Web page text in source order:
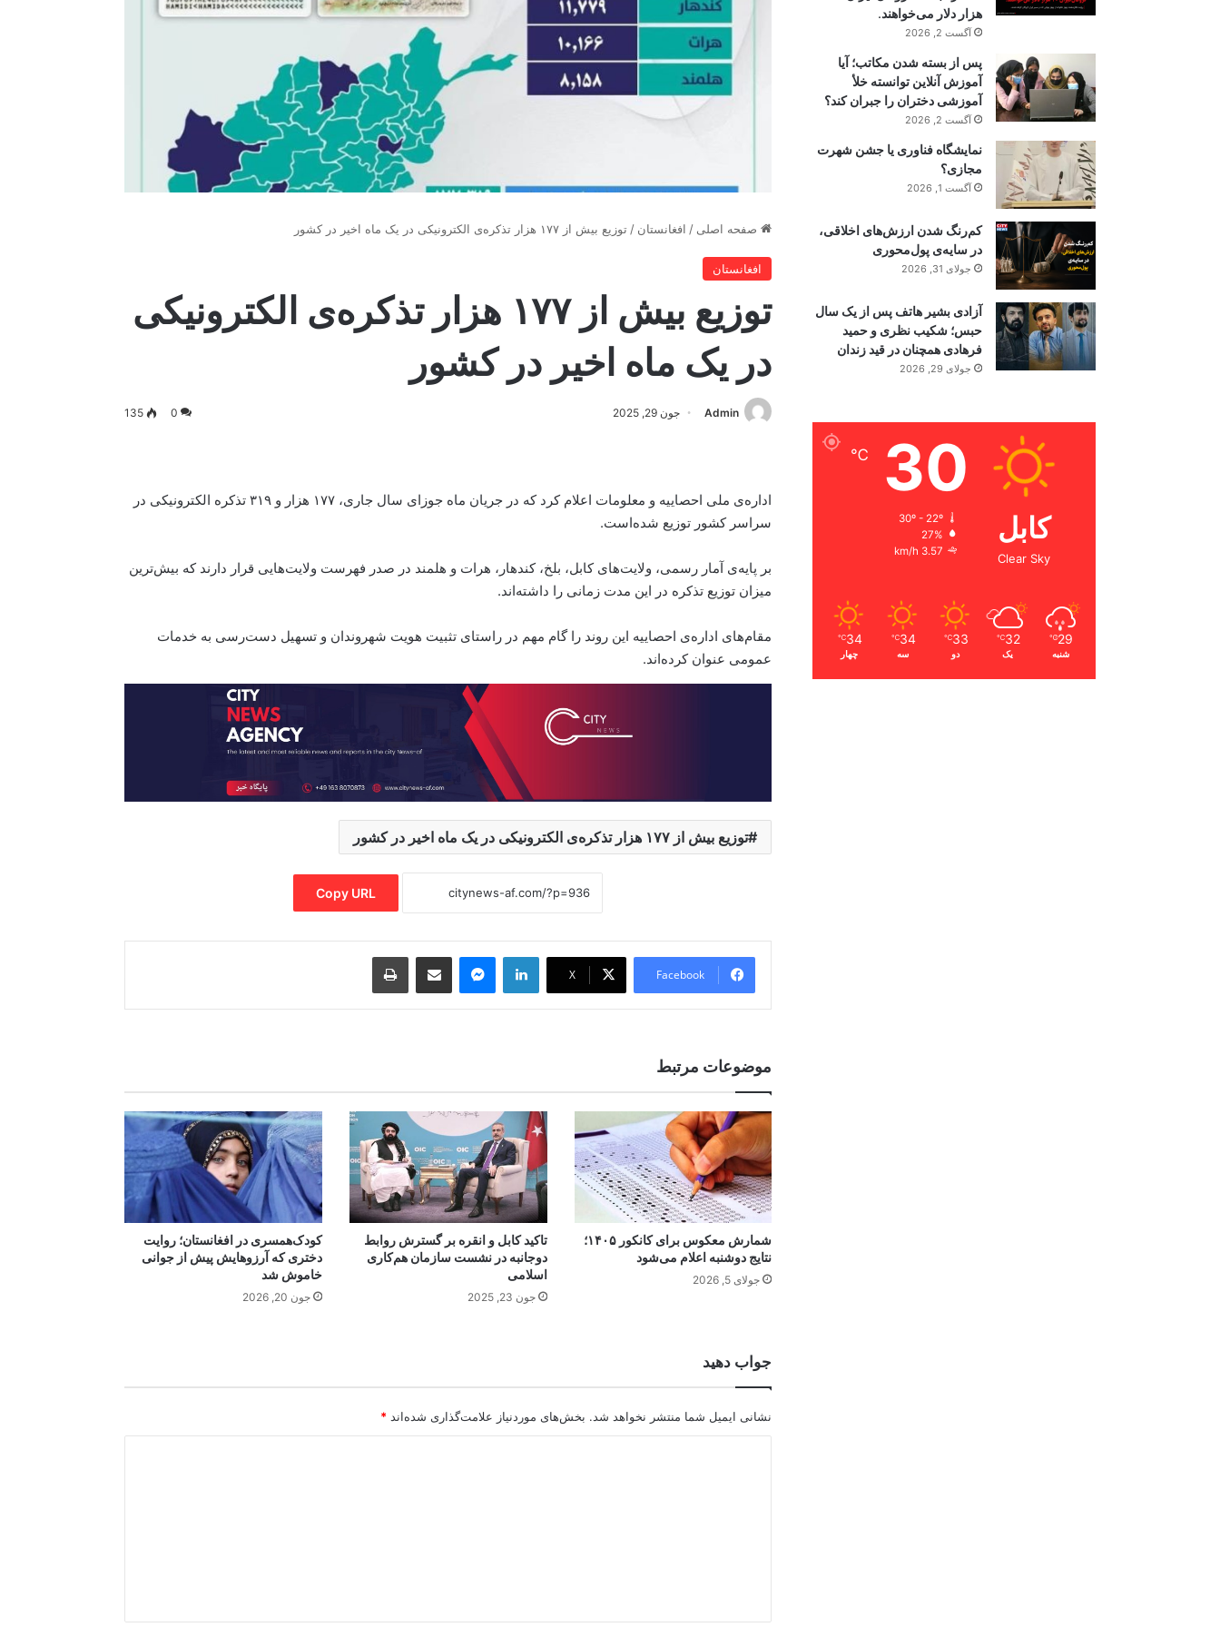
صفحه اصلی / افغانستان / توزیع بیش از ۱۷۷ هزار تذکره‌ی الکترونیکی در یک ماه اخیر در کشور
افغانستان
توزیع بیش از ۱۷۷ هزار تذکره‌ی الکترونیکی
در یک ماه اخیر در کشور
Admin جون 29, 2025 0
135
اداره‌ی ملی احصاییه و معلومات اعلام کرد که در جریان ماه جوزای سال جاری، ۱۷۷ هزار و ۳۱۹ تذکره الکترونیکی در
سراسر کشور توزیع شده‌است.
بر پایه‌ی آمار رسمی، ولایت‌های کابل، بلخ، کندهار، هرات و هلمند در صدر فهرست ولایت‌هایی قرار دارند که بیش‌ترین
میزان توزیع تذکره در این مدت زمانی را داشته‌اند.
مقام‌های اداره‌ی احصاییه این روند را گام مهم در راستای تثبیت هویت شهروندان و تسهیل دست‌رسی به خدمات
عمومی عنوان کرده‌اند.
توزیع بیش از ۱۷۷ هزار تذکره‌ی الکترونیکی در یک ماه اخیر در کشور
Copy URL
Facebook
X
LinkedIn
Messenger
Share via Email
Print
موضوعات مرتبط
شمارش معکوس برای کانکور ۱۴۰۵؛
نتایج دوشنبه اعلام می‌شود
جولای 5, 2026
تاکید کابل و انقره بر گسترش روابط
دوجانبه در نشست سازمان هم‌کاری
اسلامی
جون 23, 2025
کودک‌همسری در افغانستان؛ روایت
دختری که آرزوهایش پیش از جوانی
خاموش شد
جون 20, 2026
جواب دهید
نشانی ایمیل شما منتشر نخواهد شد. بخش‌های موردنیاز علامت‌گذاری شده‌اند *
هزار دلار می‌خواهند.
آگست 2, 2026
پس از بسته شدن مکاتب؛ آیا
آموزش آنلاین توانسته خلأ
آموزشی دختران را جبران کند؟
آگست 2, 2026
نمایشگاه فناوری یا جشن شهرت
مجازی؟
آگست 1, 2026
کم‌رنگ شدن ارزش‌های اخلاقی،
در سایه‌ی پول‌محوری
جولای 31, 2026
آزادی بشیر هاتف پس از یک سال
حبس؛ شکیب نظری و حمید
فرهادی همچنان در قید زندان
جولای 29, 2026
کابل
Clear Sky
30
℃
30º - 22º
27%
3.57 km/h
29
℃
شنبه
32
℃
یک
33
℃
دو
34
℃
سه
34
℃
چهار